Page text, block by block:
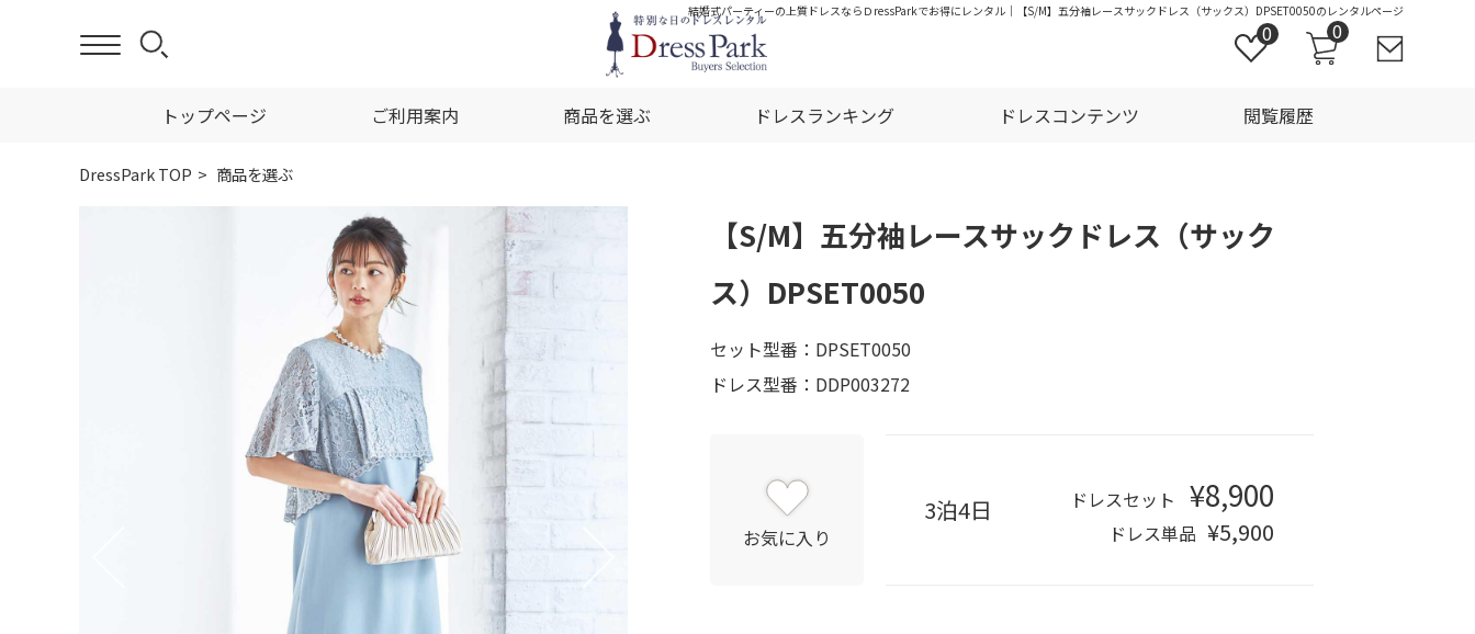
結婚式パーティーの上質ドレスならＤressParkでお得にレンタル｜【S/M】五分袖レースサックドレス（サックス）DPSET0050のレンタルページ
トップページ ご利用案内 商品を選ぶ ドレスランキング ドレスコンテンツ 閲覧履歴
0 0
DressPark TOP 商品を選ぶ
【S/M】五分袖レースサックドレス（サック
ス）DPSET0050
セット型番：DPSET0050
ドレス型番：DDP003272
お気に入り
3泊4日 ドレスセット ¥8,900
ドレス単品 ¥5,900